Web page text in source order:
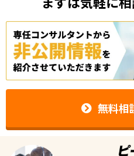
無料相